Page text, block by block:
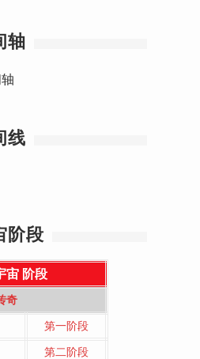
轴
线
阶段
宙 阶段
奇
第一阶段
第二阶段